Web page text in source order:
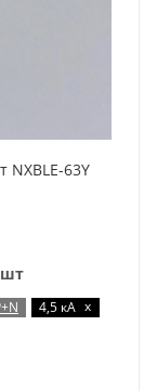
63Y
шт
4,5 кА x